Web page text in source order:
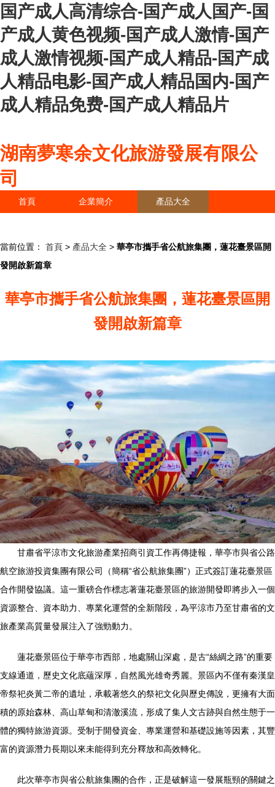
国产成人高清综合-国产成人国产-国
产成人黄色视频-国产成人激情-国产
成人激情视频-国产成人精品-国产成
人精品电影-国产成人精品国内-国产
成人精品免费-国产成人精品片
湖南夢寒余文化旅游發展有限公
司
首頁 企業簡介 產品大全
當前位置： 首頁 > 產品大全 > 華亭市攜手省公航旅集團，蓮花臺景區開
發開啟新篇章
華亭市攜手省公航旅集團，蓮花臺景區開
發開啟新篇章
甘肅省平涼市文化旅游產業招商引資工作再傳捷報，華亭市與省公路
航空旅游投資集團有限公司（簡稱“省公航旅集團”）正式簽訂蓮花臺景區
合作開發協議。這一重磅合作標志著蓮花臺景區的旅游開發即將步入一個
資源整合、資本助力、專業化運營的全新階段，為平涼市乃至甘肅省的文
旅產業高質量發展注入了強勁動力。
蓮花臺景區位于華亭市西部，地處關山深處，是古“絲綢之路”的重要
支線通道，歷史文化底蘊深厚，自然風光雄奇秀麗。景區內不僅有秦漢皇
帝祭祀炎黃二帝的遺址，承載著悠久的祭祀文化與歷史傳說，更擁有大面
積的原始森林、高山草甸和清澈溪流，形成了集人文古跡與自然生態于一
體的獨特旅游資源。受制于開發資金、專業運營和基礎設施等因素，其豐
富的資源潛力長期以來未能得到充分釋放和高效轉化。
此次華亭市與省公航旅集團的合作，正是破解這一發展瓶頸的關鍵之